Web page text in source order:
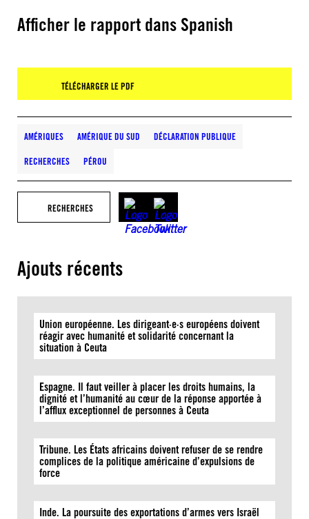
Afficher le rapport dans Spanish
TÉLÉCHARGER LE PDF
AMÉRIQUES AMÉRIQUE DU SUD DÉCLARATION PUBLIQUE
RECHERCHES PÉROU
RECHERCHES
Ajouts récents
Union européenne. Les dirigeant·e·s européens doivent
réagir avec humanité et solidarité concernant la
situation à Ceuta
Espagne. Il faut veiller à placer les droits humains, la
dignité et l’humanité au cœur de la réponse apportée à
l’afflux exceptionnel de personnes à Ceuta
Tribune. Les États africains doivent refuser de se rendre
complices de la politique américaine d’expulsions de
force
Inde. La poursuite des exportations d’armes vers Israël